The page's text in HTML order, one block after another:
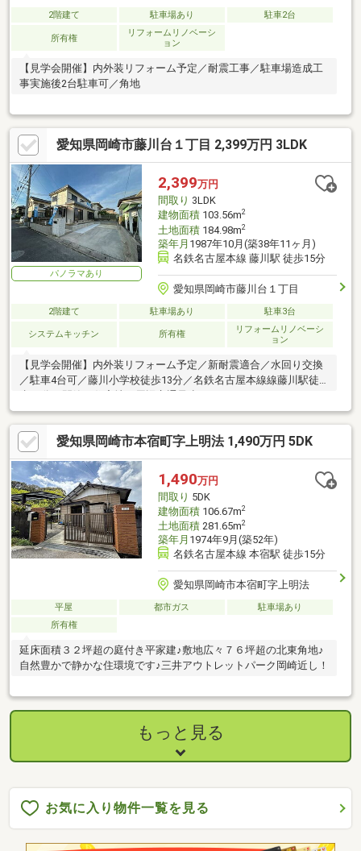
2階建て 駐車場あり 駐車2台
所有権
リフォームリノベーシ
ョン
【見学会開催】内外装リフォーム予定／耐震工事／駐車場造成工
事実施後2台駐車可／角地
愛知県岡崎市藤川台１丁目 2,399万円 3LDK
パノラマあり
2,399万円
間取り 3LDK
建物面積103.56m2
土地面積184.98m2
築年月 1987年10月(築38年11ヶ月)
名鉄名古屋本線 藤川駅 徒歩15分
愛知県岡崎市藤川台１丁目
2階建て 駐車場あり 駐車3台
システムキッチン 所有権
リフォームリノベーシ
ョン
【見学会開催】内外装リフォーム予定／新耐震適合／水回り交換
／駐車4台可／藤川小学校徒歩13分／名鉄名古屋本線線藤川駅徒
愛知県岡崎市本宿町字上明法 1,490万円 5DK
1,490万円
間取り 5DK
建物面積106.67m2
土地面積281.65m2
築年月 1974年9月(築52年)
名鉄名古屋本線 本宿駅 徒歩15分
愛知県岡崎市本宿町字上明法
平屋 都市ガス
駐車場あり
所有権
延床面積３２坪超の庭付き平家建♪敷地広々７６坪超の北東角地♪
自然豊かで静かな住環境です♪三井アウトレットパーク岡崎近し！
もっと見る
お気に入り物件一覧を見る